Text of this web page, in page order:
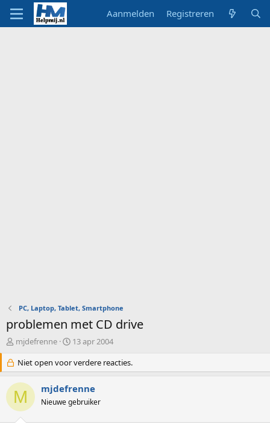
Aanmelden Registreren
PC, Laptop, Tablet, Smartphone
problemen met CD drive
O
d
e
r
w
e
mjdefrenne
S
a
r
d
a
13 apr 2004
Niet open voor verdere reacties.
M mjdefrenne
Nieuwe gebruiker